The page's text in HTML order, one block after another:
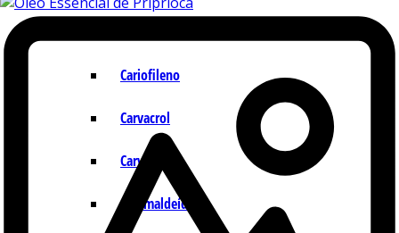
Cariofileno
Carvacrol
Carvona
Cinamaldeído